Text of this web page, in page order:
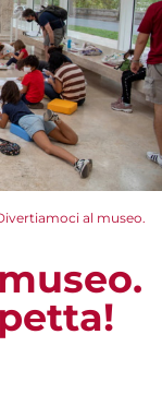
al museo.